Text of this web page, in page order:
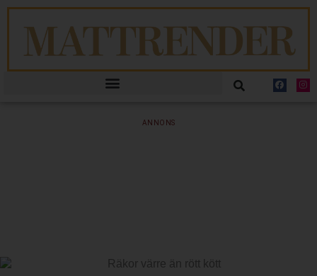
ANNONS